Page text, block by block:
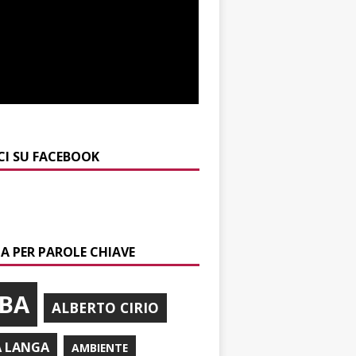
SU FACEBOOK
PER PAROLE CHIAVE
ALBERTO CIRIO
LANGA AMBIENTE